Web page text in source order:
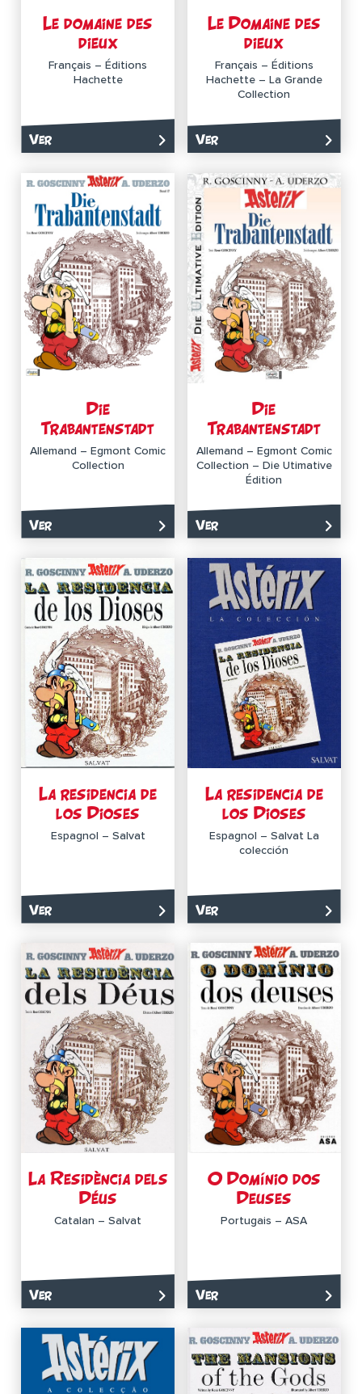
Le domaine des
dieux
Français – Éditions
Hachette
Ver
Le Domaine des
dieux
Français – Éditions
Hachette – La Grande
Collection
Ver
Die
Trabantenstadt
Allemand – Egmont Comic
Collection
Ver
Die
Trabantenstadt
Allemand – Egmont Comic
Collection – Die Utimative
Édition
Ver
La residencia de
los Dioses
Espagnol – Salvat
Ver
La residencia de
los Dioses
Espagnol – Salvat La
colección
Ver
La Residència dels
Déus
Catalan – Salvat
Ver
O Domínio dos
Deuses
Portugais – ASA
Ver